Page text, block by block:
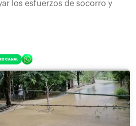
los esfuerzos de socorro y